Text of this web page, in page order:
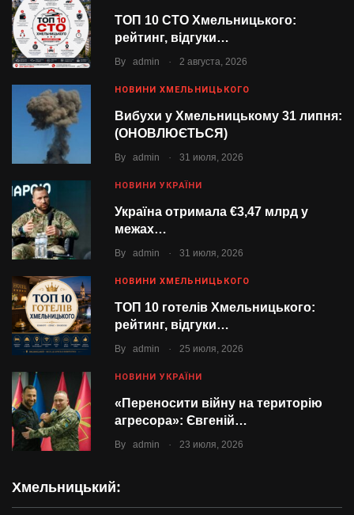
ТОП 10 СТО Хмельницького:
рейтинг, відгуки…
By admin . 2 августа, 2026
НОВИНИ ХМЕЛЬНИЦЬКОГО
Вибухи у Хмельницькому 31 липня:
(ОНОВЛЮЄТЬСЯ)
By admin . 31 июля, 2026
НОВИНИ УКРАЇНИ
Україна отримала €3,47 млрд у
межах…
By admin . 31 июля, 2026
НОВИНИ ХМЕЛЬНИЦЬКОГО
ТОП 10 готелів Хмельницького:
рейтинг, відгуки…
By admin . 25 июля, 2026
НОВИНИ УКРАЇНИ
«Переносити війну на територію
агресора»: Євгеній…
By admin . 23 июля, 2026
Хмельницький: